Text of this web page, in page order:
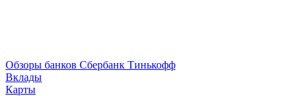
Обзоры банков Сбербанк Тинькофф
Вклады
Карты